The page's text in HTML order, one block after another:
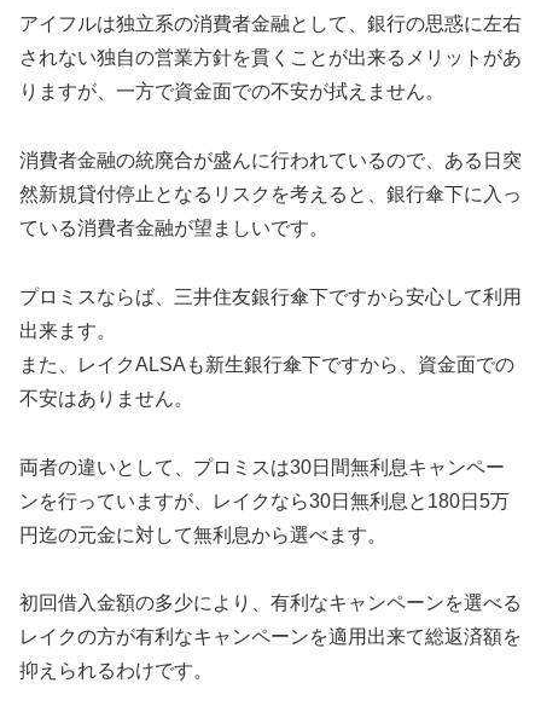
アイフルは独立系の消費者金融として、銀行の思惑に左右
されない独自の営業方針を貫くことが出来るメリットがあ
りますが、一方で資金面での不安が拭えません。
消費者金融の統廃合が盛んに行われているので、ある日突
然新規貸付停止となるリスクを考えると、銀行傘下に入っ
ている消費者金融が望ましいです。
プロミスならば、三井住友銀行傘下ですから安心して利用
出来ます。
また、レイクALSAも新生銀行傘下ですから、資金面での
不安はありません。
両者の違いとして、プロミスは30日間無利息キャンペー
ンを行っていますが、レイクなら30日無利息と180日5万
円迄の元金に対して無利息から選べます。
初回借入金額の多少により、有利なキャンペーンを選べる
レイクの方が有利なキャンペーンを適用出来て総返済額を
抑えられるわけです。